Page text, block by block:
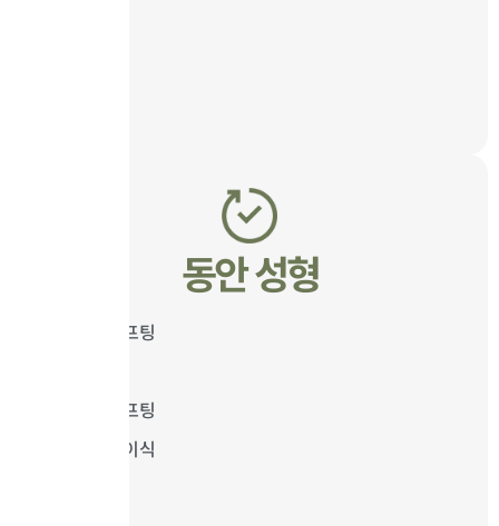
동안 성형
앞광대 리프팅
하이푸 리프팅
자가지방 이식